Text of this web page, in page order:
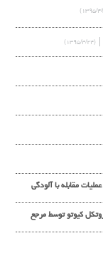
(۱۳۹۵/۴/۲۴)
مقابله با آلودگی
کیوتو توسط مرجع